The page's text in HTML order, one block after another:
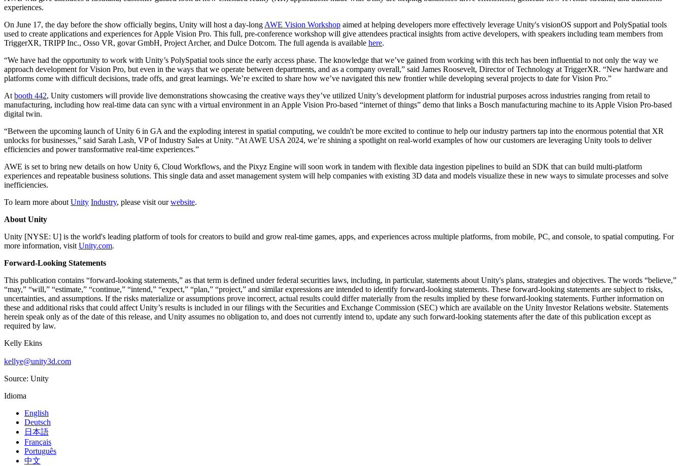
LiveOps
Perspectivas post-lanzamiento y operaciones de juego en vivo
Expande
Adquisición de usuarios
Hazte descubrir y adquiere usuarios móviles
Compras dentro de la aplicación
Gestionar las IAP dentro de la aplicación en tiendas físicas y en el canal directo al consumidor (D2C).
Conecta a los jugadores con los juegos adecuados
Publicitar con Unity
Monetizar con Unity
Casos de uso
Juegos móviles
Crea y expande éxitos móviles con Unity
Juegos independientes
Lanza juegos XR en múltiples plataformas
Juegos multijugador
Venta minorista
Transforma las experiencias en tienda en experiencias en línea
Impulsar la innovación y las experiencias en el automóvil
Ver todas las industrias
Información útil
Casos de estudio
Historias de éxito en el mundo real
Guías de mejores prácticas
Consejos y trucos de expertos
Demostraciones, muestras y bloques de construcción
Todos los recursos
Novedades
Blog
Actualizaciones, información y consejos técnicos
Novedades
Noticias, historias y centro de prensa
Únete a desarrolladores, creadores e insiders
Premios Unity
Celebrando a los creadores de Unity en todo el mundo
Guías prácticas
Consejos prácticos y mejores prácticas
Educación
Para estudiantes
Impulsa tu carrera
Para docentes
Potencia tu enseñanza
Lleva el poder de Unity a tu institución
Certificaciones
experiences.
On June 17, the day before the show officially begins, Unity will host a day-long AWE Vision Workshop aimed at helping developers more effectively leverage Unity's visionOS support and PolySpatial tools
used to create applications and experiences for Apple Vision Pro. This full, pre-conference workshop will give attendees practical insights from active developers, with speakers including team members from
TriggerXR, TRIPP Inc., Osso VR, govar GmbH, Project Archer, and Dulce Dotcom. The full agenda is available here.
“We have had the opportunity to work with Unity’s PolySpatial tools since the early access phase. The knowledge that we’ve gained from working with this tech has been influential to not only the way we
approach development for Vision Pro, but even in the ways that we operate between departments, and as a company overall,” said James Roosevelt, Director of Technology at TriggerXR. “New hardware and
platforms come with difficult decisions, trade offs, and great learnings. We’re excited to share how we’ve navigated this new frontier while developing several projects to date for Vision Pro.”
At booth 442, Unity customers will provide live demonstrations showcasing the creative ways they’ve utilized Unity’s development platform for industrial purposes across industries ranging from retail to
manufacturing, including how real-time data can sync with a virtual environment in an Apple Vision Pro-based “internet of things” demo that links a Bosch manufacturing machine to its Apple Vision Pro-based
digital twin.
“Between the upcoming launch of Unity 6 in GA and the exploding interest in spatial computing, we couldn't be more excited to continue to help our industry partners tap into the enormous potential that XR
unlocks for businesses,” said Sarah Lash, VP of Industry Sales at Unity. “At AWE USA 2024, we’re shining a spotlight on real-world examples of how our customers are leveraging Unity tools to deliver
efficiencies and power transformative real-time experiences.”
AWE is set to bring new details on how Unity 6, Cloud Workflows, and the Pixyz Engine will soon work in tandem with flexible data ingestion pipelines to build an SDK that can build multi-platform
experiences and repeatable business solutions. This single data and asset management system will help companies with existing 3D data and models visualize these in new ways to simulate processes and solve
inefficiencies.
To learn more about Unity Industry, please visit ourwebsite.
About Unity
Unity [NYSE: U] is the world's leading platform of tools for creators to build and grow real-time games, apps, and experiences across multiple platforms, from mobile, PC, and console, to spatial computing. For
more information, visit Unity.com.
Forward-Looking Statements
This publication contains “forward-looking statements,” as that term is defined under federal securities laws, including, in particular, statements about Unity's plans, strategies and objectives. The words “believe,”
“may,” “will,” “estimate,” “continue,” “intend,” “expect,” “plan,” “project,” and similar expressions are intended to identify forward-looking statements. These forward-looking statements are subject to risks,
uncertainties, and assumptions. If the risks materialize or assumptions prove incorrect, actual results could differ materially from the results implied by these forward-looking statements. Further information on
these and additional risks that could affect Unity’s results is included in our filings with the Securities and Exchange Commission (SEC) which are available on the Unity Investor Relations website. Statements
herein speak only as of the date of this release, and Unity assumes no obligation to, and does not currently intend to, update any such forward-looking statements after the date of this publication except as
required by law.
Kelly Ekins
kellye@unity3d.com
Source: Unity
Idioma
English
Deutsch
日本語
Français
Português
中文